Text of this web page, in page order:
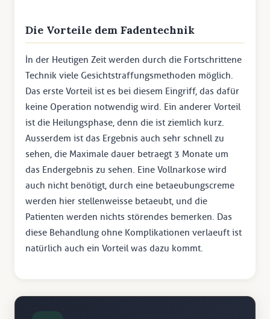
Die Vorteile dem Fadentechnik
İn der Heutigen Zeit werden durch die Fortschrittene
Technik viele Gesichtstraffungsmethoden möglich.
Das erste Vorteil ist es bei diesem Eingriff, das dafür
keine Operation notwendig wird. Ein anderer Vorteil
ist die Heilungsphase, denn die ist ziemlich kurz.
Ausserdem ist das Ergebnis auch sehr schnell zu
sehen, die Maximale dauer betraegt 3 Monate um
das Endergebnis zu sehen. Eine Vollnarkose wird
auch nicht benötigt, durch eine betaeubungscreme
werden hier stellenweisse betaeubt, und die
Patienten werden nichts störendes bemerken. Das
diese Behandlung ohne Komplikationen verlaeuft ist
natürlich auch ein Vorteil was dazu kommt.